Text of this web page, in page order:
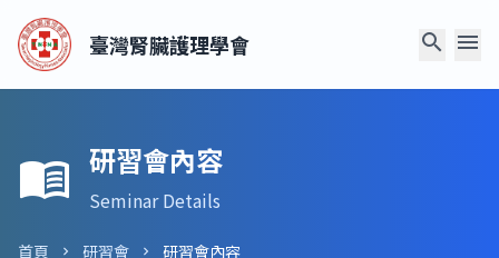
臺灣腎臟護理學會 search menu
menu_book 研習會內容
Seminar Details
首頁 chevron_right 研習會 chevron_right 研習會內容